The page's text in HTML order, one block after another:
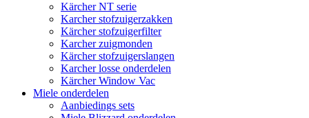
Kärcher NT serie
Karcher stofzuigerzakken
Kärcher stofzuigerfilter
Karcher zuigmonden
Kärcher stofzuigerslangen
Karcher losse onderdelen
Kärcher Window Vac
Miele onderdelen
Aanbiedings sets